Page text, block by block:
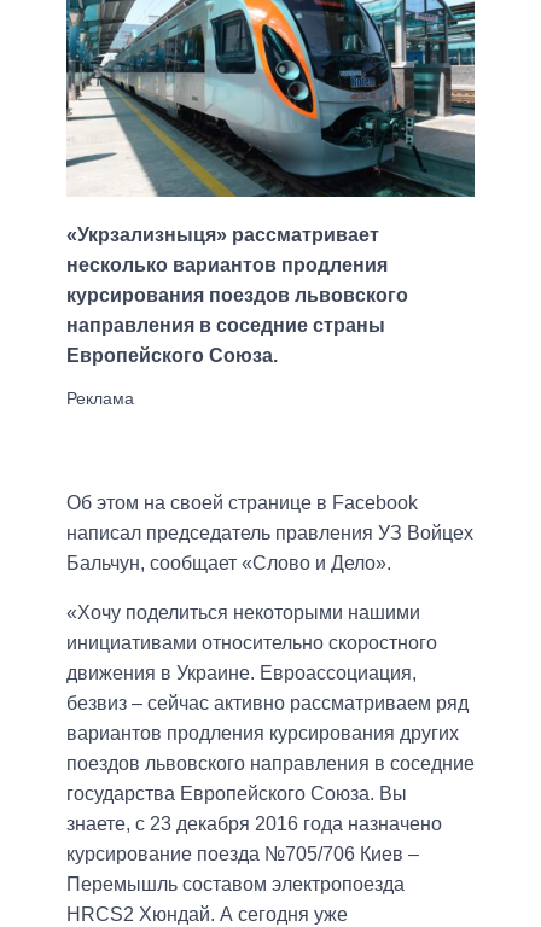
«Укрзализныця» рассматривает
несколько вариантов продления
курсирования поездов львовского
направления в соседние страны
Европейского Союза.
Об этом на своей странице в Facebook
написал председатель правления УЗ Войцех
Бальчун, сообщает «Слово и Дело».
«Хочу поделиться некоторыми нашими
инициативами относительно скоростного
движения в Украине. Евроассоциация,
безвиз – сейчас активно рассматриваем ряд
вариантов продления курсирования других
поездов львовского направления в соседние
государства Европейского Союза. Вы
знаете, с 23 декабря 2016 года назначено
курсирование поезда №705/706 Киев –
Перемышль составом электропоезда
HRCS2 Хюндай. А сегодня уже